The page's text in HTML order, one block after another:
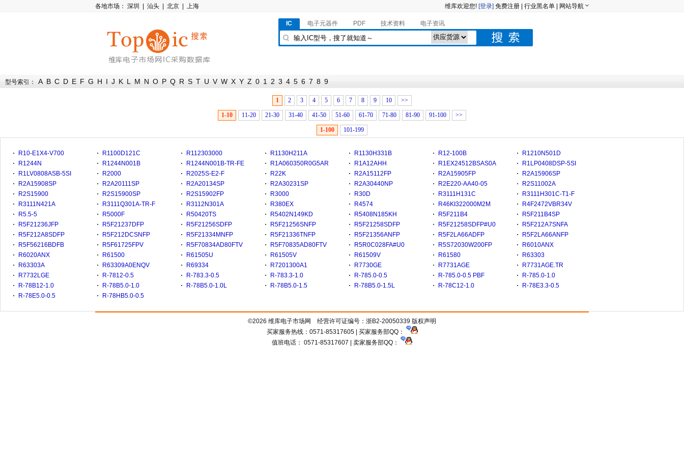
各地市场： 深圳 汕头 北京 上海 维库欢迎您! [登录] 免费注册 行业黑名单 网站导航
IC 电子元器件 PDF 技术资料 电子资讯
型号索引： A B C D E F G H I J K L M N O P Q R S T U V W X Y Z 0 1 2 3 4 5 6 7 8 9
1 2 3 4 5 6 7 8 9 10 >>
1-10 11-20 21-30 31-40 41-50 51-60 61-70 71-80 81-90 91-100 >>
1-100 101-199
R10-E1X4-V700 R1100D121C R112303000 R1130H211A R1130H331B R12-100B
R1210N501D
R1244N
R1244N001B R1244N001B-TR-FE R1A060350R0G5AR R1A12AHH R1EX24512BSAS0A
R1LP0408DSP-5SI
R1LV0808ASB-5SI
R2000 R2025S-E2-F R22K R2A15112FP R2A15905FP
R2A15906SP
R2A15908SP
R2A20111SP R2A20134SP R2A30231SP R2A30440NP R2E220-AA40-05
R2S11002A
R2S15900
R2S15900SP R2S15902FP R3000 R30D R3111H131C
R3111H301C-T1-F
R3111N421A
R3111Q301A-TR-F R3112N301A R380EX R4574 R46KI322000M2M
R4F2472VBR34V
R5.5-5
R5000F R50420TS R5402N149KD R5408N185KH R5F211B4
R5F211B4SP
R5F21236JFP
R5F21237DFP R5F21256SDFP R5F21256SNFP R5F21258SDFP R5F21258SDFP#U0
R5F212A7SNFA
R5F212A8SDFP
R5F212DCSNFP R5F21334MNFP R5F21336TNFP R5F21356ANFP R5F2LA66ADFP
R5F2LA66ANFP
R5F56216BDFB
R5F61725FPV R5F70834AD80FTV R5F70835AD80FTV R5R0C028FA#U0 R5S72030W200FP
R6010ANX
R6020ANX
R61500 R61505U R61505V R61509V R61580
R63303
R63303A
R63309A0ENQV R69334 R7201300A1 R7730GE R7731AGE
R7731AGE.TR
R7732LGE
R-7812-0.5 R-783.3-0.5 R-783.3-1.0 R-785.0-0.5 R-785.0-0.5 PBF
R-785.0-1.0
R-78B12-1.0
R-78B5.0-1.0 R-78B5.0-1.0L R-78B5.0-1.5 R-78B5.0-1.5L R-78C12-1.0
R-78E3.3-0.5
R-78E5.0-0.5
R-78HB5.0-0.5
©2026 维库电子市场网 经营许可证编号： 浙B2-20050339 版权声明
买家服务热线：0571-85317605 | 买家服务部QQ：
值班电话： 0571-85317607 | 卖家服务部QQ：